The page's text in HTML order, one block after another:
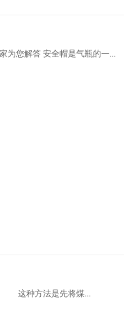
气瓶为什么都需要配戴安全帽呢？山西气体厂家为您解答 安全帽是气瓶的一...
山西永固气体有限公司二氧化碳燃烧前捕捉法 这种方法是先将煤...